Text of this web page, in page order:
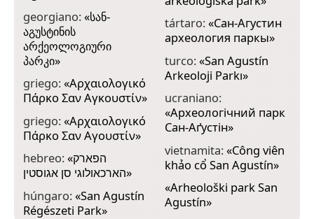
georgiano:«სან-
აგუსტინის
არქეოლოგიური
პარკი»
griego:«Αρχαιολογικό
Πάρκο Σαν Αγκουστίν»
griego:«Αρχαιολογικό
Πάρκο Σαν Αγουστίν»
hebreo:«הפארק
הארכאולוגי סן אגוסטין»
húngaro:«San Agustín
Régészeti Park»
tártaro:«Сан-Агустин
археология паркы»
turco:«San Agustín
Arkeoloji Parkı»
ucraniano:
«Археологічний парк
Сан-Аґустін»
vietnamita:«Công viên
khảo cổ San Agustín»
«Arheološki park San
Agustín»